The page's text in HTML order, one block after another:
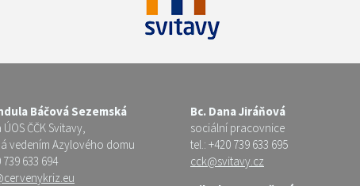
Báčová Sezemská
ČČK Svitavy,
vedením Azylového domu
739 633 694
Bc. Dana Jiráňová
sociální pracovnice
tel.: +420 739 633 695
cck@svitavy.cz